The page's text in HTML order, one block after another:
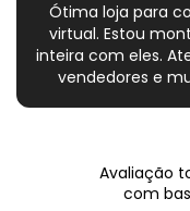
Ótima loja para
virtual. Estou
inteira com eles.
vendedores e
Avaliação
com